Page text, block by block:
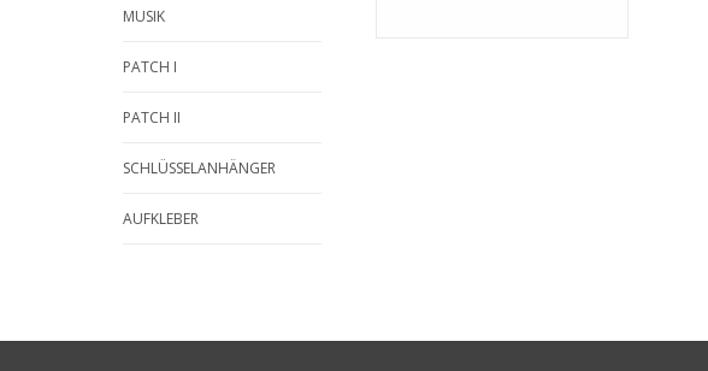
MUSIK
PATCH I
PATCH II
SCHLÜSSELANHÄNGER
AUFKLEBER